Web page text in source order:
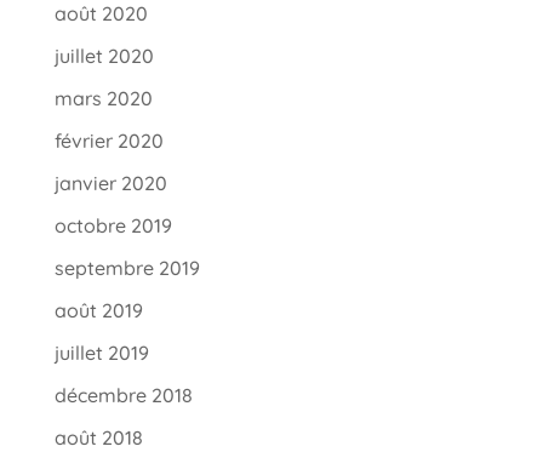
août 2020
juillet 2020
mars 2020
février 2020
janvier 2020
octobre 2019
septembre 2019
août 2019
juillet 2019
décembre 2018
août 2018